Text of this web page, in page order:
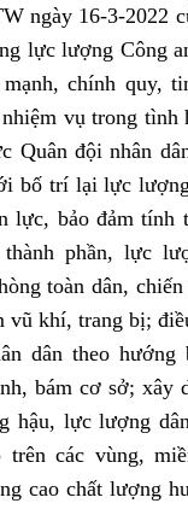
ngày 16-3-2022
lực lượng Công
chính quy,
vụ trong
Quân đội nhân
bố trí lại lực
lực, bảo đảm tính
phần, lực
toàn dân,
vũ khí, trang bị;
dân theo
bám cơ sở; xây
hậu, lực lượng
trên các vùng,
cao chất lượng